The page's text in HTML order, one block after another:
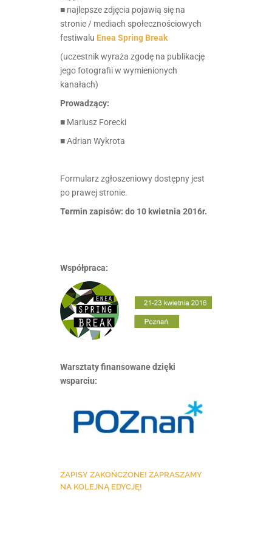
■ najlepsze zdjęcia pojawią się na
stronie / mediach społecznościowych
festiwalu Enea Spring Break
(uczestnik wyraża zgodę na publikację
jego fotografii w wymienionych
kanałach)
Prowadzący:
■ Mariusz Forecki
■ Adrian Wykrota
Formularz zgłoszeniowy dostępny jest
po prawej stronie.
Termin zapisów: do 10 kwietnia 2016r.
Współpraca:
Warsztaty finansowane dzięki
wsparciu:
ZAPISY ZAKOŃCZONE! ZAPRASZAMY
NA KOLEJNĄ EDYCJĘ!